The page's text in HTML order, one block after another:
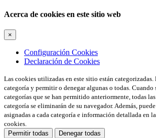
Acerca de cookies en este sitio web
×
Configuración Cookies
Declaración de Cookies
Las cookies utilizadas en este sitio están categorizadas.
categoría y permitir o denegar algunas o todas. Cuando
categorías que se han permitido anteriormente, todas
categoría se eliminarán de su navegador. Además,
asignadas a cada categoría e información detallada en
cookies.
Permitir todas
Denegar todas